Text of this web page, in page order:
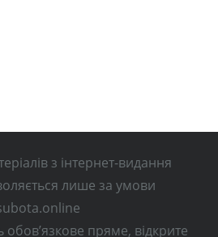
з інтернет-видання
лише за умови
обов’язкове пряме, відкрите